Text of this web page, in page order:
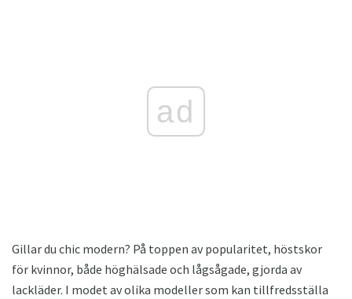
ad
Gillar du chic modern? På toppen av popularitet, höstskor
för kvinnor, både höghälsade och lågsågade, gjorda av
lackläder. I modet av olika modeller som kan tillfredsställa